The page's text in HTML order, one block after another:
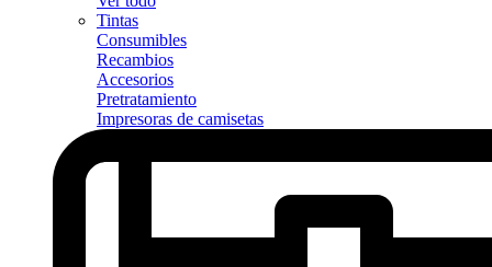
Tintas
Consumibles
Recambios
Accesorios
Pretratamiento
Impresoras de camisetas